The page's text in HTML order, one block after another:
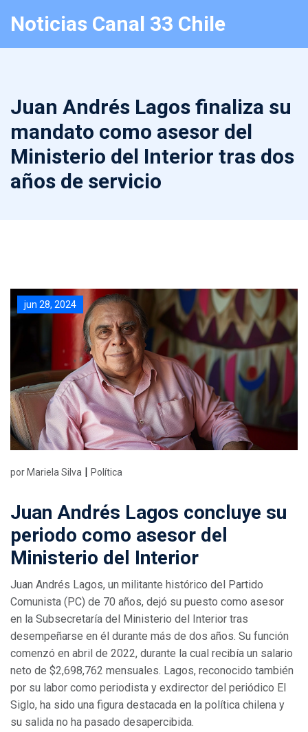
Noticias Canal 33 Chile
Juan Andrés Lagos finaliza su
mandato como asesor del
Ministerio del Interior tras dos
años de servicio
jun 28, 2024
por Mariela Silva | Política
Juan Andrés Lagos concluye su
periodo como asesor del
Ministerio del Interior
Juan Andrés Lagos, un militante histórico del Partido
Comunista (PC) de 70 años, dejó su puesto como asesor
en la Subsecretaría del Ministerio del Interior tras
desempeñarse en él durante más de dos años. Su función
comenzó en abril de 2022, durante la cual recibía un salario
neto de $2,698,762 mensuales. Lagos, reconocido también
por su labor como periodista y exdirector del periódico El
Siglo, ha sido una figura destacada en la política chilena y
su salida no ha pasado desapercibida.